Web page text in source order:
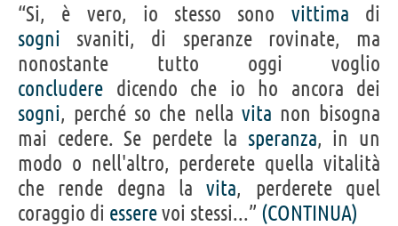
“Si, è vero, io stesso sono vittima di
sogni svaniti, di speranze rovinate, ma
nonostante tutto oggi voglio
concludere dicendo che io ho ancora dei
sogni, perché so che nella vita non bisogna
mai cedere. Se perdete la speranza, in un
modo o nell'altro, perderete quella vitalità
che rende degna lavita, perderete quel
coraggio di esserevoi stessi...” (CONTINUA)